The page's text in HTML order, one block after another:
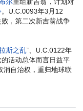
。U.C.0093年3月12
，第二次新吉翁战争
斯之乱”、U.C.0122年
活动总体而言日益平
消自治权，重归地球联